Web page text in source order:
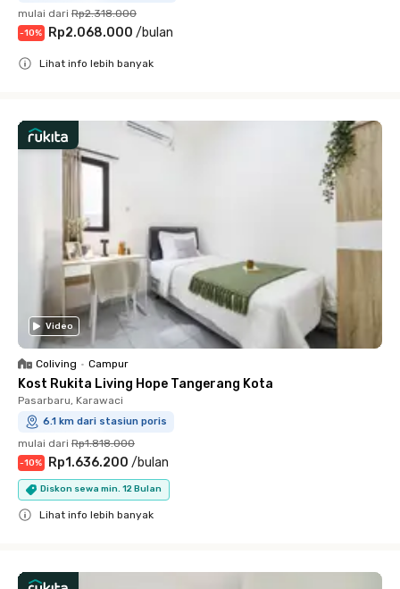
mulai dari Rp2.318.000
-10% Rp2.068.000 /bulan
Lihat info lebih banyak
Video
Coliving • Campur
Kost Rukita Living Hope Tangerang Kota
Pasarbaru, Karawaci
6.1 km dari stasiun poris
mulai dari Rp1.818.000
-10% Rp1.636.200 /bulan
Diskon sewa min. 12 Bulan
Lihat info lebih banyak